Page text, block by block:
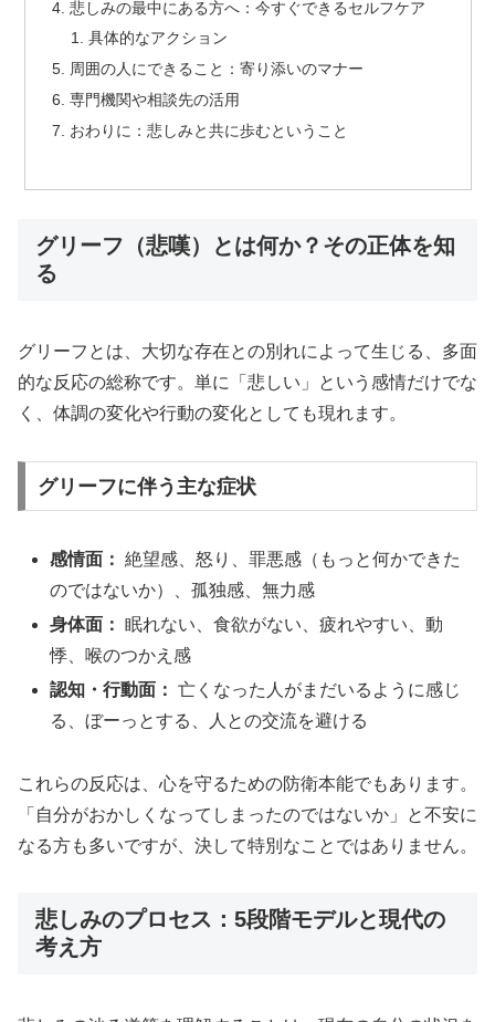
悲しみの最中にある方へ：今すぐできるセルフケア
具体的なアクション
周囲の人にできること：寄り添いのマナー
専門機関や相談先の活用
おわりに：悲しみと共に歩むということ
グリーフ（悲嘆）とは何か？その正体を知
る
グリーフとは、大切な存在との別れによって生じる、多面
的な反応の総称です。単に「悲しい」という感情だけでな
く、体調の変化や行動の変化としても現れます。
グリーフに伴う主な症状
感情面： 絶望感、怒り、罪悪感（もっと何かできた
のではないか）、孤独感、無力感
身体面： 眠れない、食欲がない、疲れやすい、動
悸、喉のつかえ感
認知・行動面： 亡くなった人がまだいるように感じ
る、ぼーっとする、人との交流を避ける
これらの反応は、心を守るための防衛本能でもあります。
「自分がおかしくなってしまったのではないか」と不安に
なる方も多いですが、決して特別なことではありません。
悲しみのプロセス：5段階モデルと現代の
考え方